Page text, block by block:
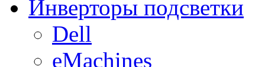
Инверторы подсветки
Dell
eMachines